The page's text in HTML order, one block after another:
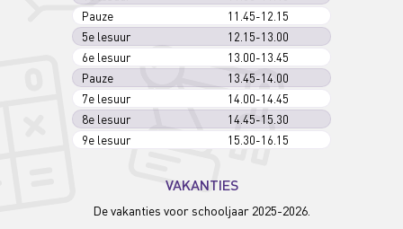
Pauze
11.45-12.15
5e lesuur
12.15-13.00
6e lesuur
13.00-13.45
Pauze
13.45-14.00
7e lesuur
14.00-14.45
8e lesuur
14.45-15.30
9e lesuur
15.30-16.15
VAKANTIES
De vakanties voor schooljaar 2025-2026.